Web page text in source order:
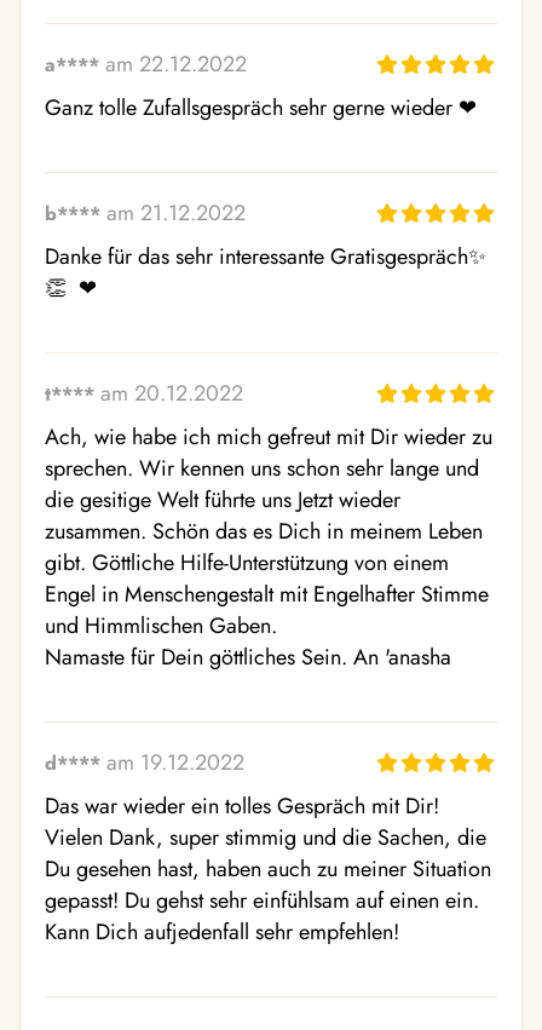
a**** am 22.12.2022
Ganz tolle Zufallsgespräch sehr gerne wieder ❤ ️
b**** am 21.12.2022
Danke für das sehr interessante Gratisgespräch✨
👏  ❤
t**** am 20.12.2022
Ach, wie habe ich mich gefreut mit Dir wieder zu
sprechen. Wir kennen uns schon sehr lange und
die gesitige Welt führte uns Jetzt wieder
zusammen. Schön das es Dich in meinem Leben
gibt. Göttliche Hilfe-Unterstützung von einem
Engel in Menschengestalt mit Engelhafter Stimme
und Himmlischen Gaben.
Namaste für Dein göttliches Sein. An 'anasha
d**** am 19.12.2022
Das war wieder ein tolles Gespräch mit Dir!
Vielen Dank, super stimmig und die Sachen, die
Du gesehen hast, haben auch zu meiner Situation
gepasst! Du gehst sehr einfühlsam auf einen ein.
Kann Dich aufjedenfall sehr empfehlen!